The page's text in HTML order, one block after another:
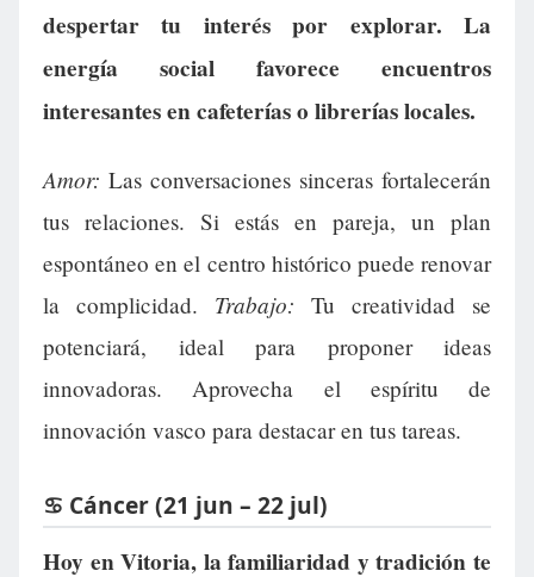
despertar tu interés por explorar. La
energía social favorece encuentros
interesantes en cafeterías o librerías locales.
Amor: Las conversaciones sinceras fortalecerán
tus relaciones. Si estás en pareja, un plan
espontáneo en el centro histórico puede renovar
la complicidad. Trabajo: Tu creatividad se
potenciará, ideal para proponer ideas
innovadoras. Aprovecha el espíritu de
innovación vasco para destacar en tus tareas.
♋ Cáncer (21 jun – 22 jul)
Hoy en Vitoria, la familiaridad y tradición te